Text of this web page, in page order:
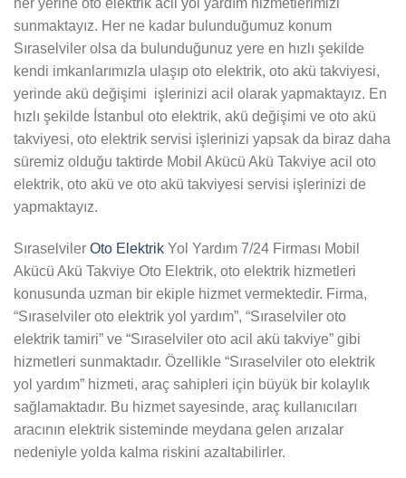
her yerine oto elektrik acil yol yardım hizmetlerimizi
sunmaktayız. Her ne kadar bulunduğumuz konum
Sıraselviler olsa da bulunduğunuz yere en hızlı şekilde
kendi imkanlarımızla ulaşıp oto elektrik, oto akü takviyesi,
yerinde akü değişimi işlerinizi acil olarak yapmaktayız. En
hızlı şekilde İstanbul oto elektrik, akü değişimi ve oto akü
takviyesi, oto elektrik servisi işlerinizi yapsak da biraz daha
süremiz olduğu taktirde Mobil Akücü Akü Takviye acil oto
elektrik, oto akü ve oto akü takviyesi servisi işlerinizi de
yapmaktayız.
Sıraselviler Oto Elektrik Yol Yardım 7/24 Firması Mobil
Akücü Akü Takviye Oto Elektrik, oto elektrik hizmetleri
konusunda uzman bir ekiple hizmet vermektedir. Firma,
“Sıraselviler oto elektrik yol yardım”, “Sıraselviler oto
elektrik tamiri” ve “Sıraselviler oto acil akü takviye” gibi
hizmetleri sunmaktadır. Özellikle “Sıraselviler oto elektrik
yol yardım” hizmeti, araç sahipleri için büyük bir kolaylık
sağlamaktadır. Bu hizmet sayesinde, araç kullanıcıları
aracının elektrik sisteminde meydana gelen arızalar
nedeniyle yolda kalma riskini azaltabilirler.